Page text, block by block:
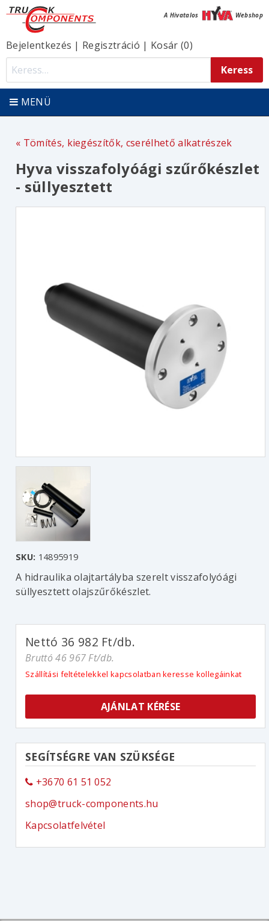
A Hivatalos Webshop
Bejelentkezés | Regisztráció | Kosár (0)
MENÜ
Tömítés, kiegészítők, cserélhető alkatrészek
Hyva visszafolyóági szűrőkészlet
- süllyesztett
SKU: 14895919
A hidraulika olajtartályba szerelt visszafolyóági
süllyesztett olajszűrőkészlet.
Nettó 36 982 Ft/db.
Bruttó 46 967 Ft/db.
Szállítási feltételekkel kapcsolatban keresse kollegáinkat
AJÁNLAT KÉRÉSE
SEGÍTSÉGRE VAN SZÜKSÉGE
+3670 61 51 052
shop@truck-components.hu
Kapcsolatfelvétel